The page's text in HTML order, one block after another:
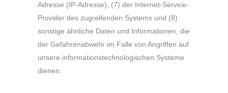
Adresse (IP-Adresse), (7) der Internet-Service-
Provider des zugreifenden Systems und (8)
sonstige ähnliche Daten und Informationen, die
der Gefahrenabwehr im Falle von Angriffen auf
unsere informationstechnologischen Systeme
dienen.